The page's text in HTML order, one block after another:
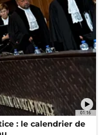
01:16
: le calendrier de